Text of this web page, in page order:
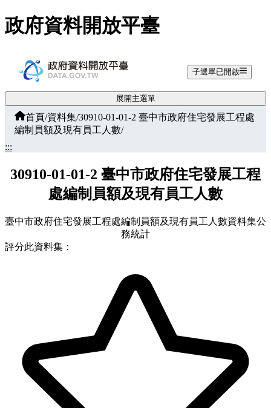
跳至主要內容
政府資料開放平臺
子選單已開啟
展開主選單
首頁/資料集/30910-01-01-2 臺中市政府住宅發展工程處
編制員額及現有員工人數/
:::
30910-01-01-2 臺中市政府住宅發展工程
處編制員額及現有員工人數
臺中市政府住宅發展工程處編制員額及現有員工人數資料集公
務統計
評分此資料集：